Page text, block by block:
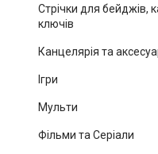
Стрічки для бейджів,
ключів
Канцелярія та
Ігри
Мульти
Фільми та Серіали